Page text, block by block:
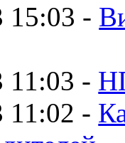
15:03 -
11:03 -
11:02 -